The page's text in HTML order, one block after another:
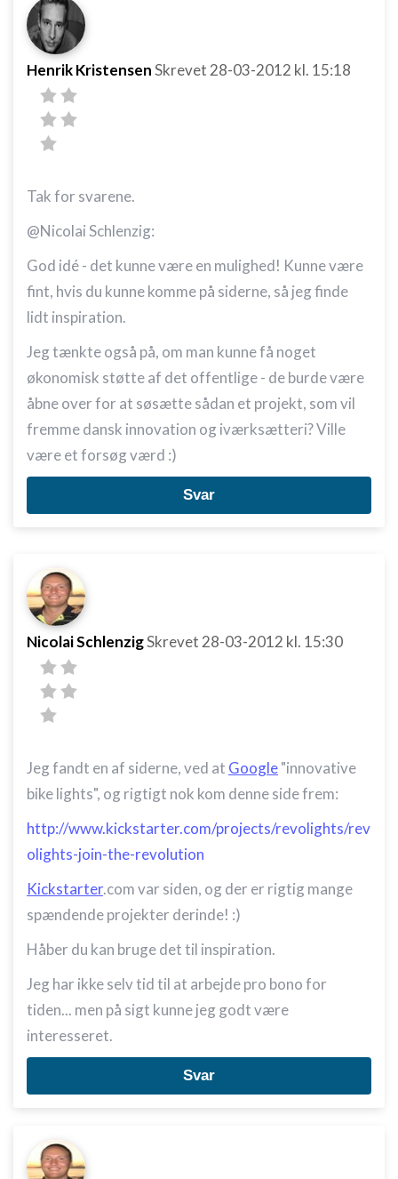
Henrik KristensenSkrevet 28-03-2012 kl. 15:18
Tak for svarene.
@Nicolai Schlenzig:
God idé - det kunne være en mulighed! Kunne være
fint, hvis du kunne komme på siderne, så jeg finde
lidt inspiration.
Jeg tænkte også på, om man kunne få noget
økonomisk støtte af det offentlige - de burde være
åbne over for at søsætte sådan et projekt, som vil
fremme dansk innovation og iværksætteri? Ville
være et forsøg værd :)
Svar
Nicolai SchlenzigSkrevet 28-03-2012 kl. 15:30
Jeg fandt en af siderne, ved at Google"innovative
bike lights", og rigtigt nok kom denne side frem:
http://www.kickstarter.com/projects/revolights/rev
olights-join-the-revolution
Kickstarter.com var siden, og der er rigtig mange
spændende projekter derinde! :)
Håber du kan bruge det til inspiration.
Jeg har ikke selv tid til at arbejde pro bono for
tiden... men på sigt kunne jeg godt være
interesseret.
Svar